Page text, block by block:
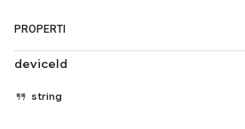
PROPERTI
deviceId
string